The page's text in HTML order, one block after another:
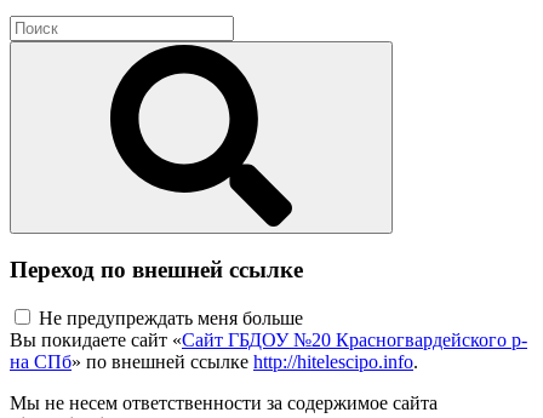
Переход по внешней ссылке
Не предупреждать меня больше
Вы покидаете сайт «Сайт ГБДОУ №20 Красногвардейского р-
на СПб» по внешней ссылке http://hitelescipo.info.
Мы не несем ответственности за содержимое сайта